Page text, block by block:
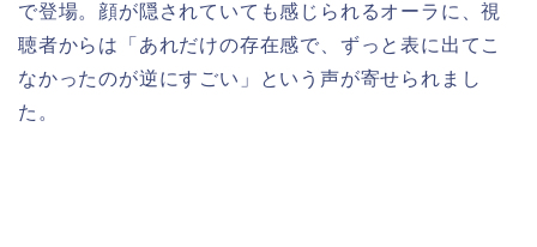
で登場。顔が隠されていても感じられるオーラに、視
聴者からは「あれだけの存在感で、ずっと表に出てこ
なかったのが逆にすごい」という声が寄せられまし
た。